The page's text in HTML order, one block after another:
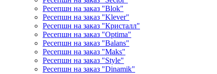
Ресепшн на заказ "Blok"
Ресепшн на заказ "Klever"
Ресепшн на заказ "Кристалл"
Ресепшн на заказ "Optima"
Ресепшн на заказ "Balans"
Ресепшн на заказ "Maks"
Ресепшн на заказ "Style"
Ресепшн на заказ "Dinamik"